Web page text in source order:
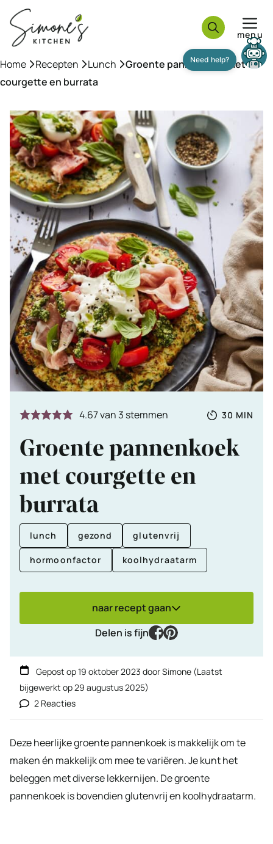
naar
inhoud
menu
Home »Recepten »Lunch »Groente pannenkoek met
courgette en burrata
4.67van 3 stemmen
Totale
30 MIN
Groente pannenkoek
met courgette en
burrata
lunch gezond glutenvrij
hormoonfactor koolhydraatarm
naar recept gaan
Delen is fijn
facebook
pinterest
Gepost op19 oktober 2023 doorSimone (Laatst
bijgewerkt op29 augustus 2025)
2 Reacties
Deze heerlijke groente pannenkoek is makkelijk om te
maken én makkelijk om mee te variëren. Je kunt het
beleggen met diverse lekkernijen. De groente
pannenkoek is bovendien glutenvrij en koolhydraatarm.